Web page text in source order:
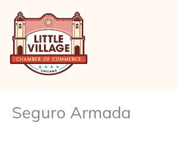
contenido
Seguro Armada